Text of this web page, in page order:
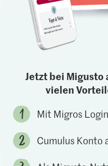
Jetzt bei Migusto
vielen
Mit Migros
Cumulus Konto